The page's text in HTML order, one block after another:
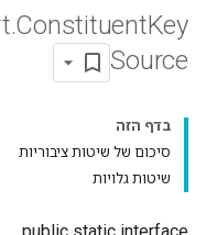
.ConstituentKey
Source
בדף הזה
סיכום של שיטות ציבוריות
שיטות גלויות